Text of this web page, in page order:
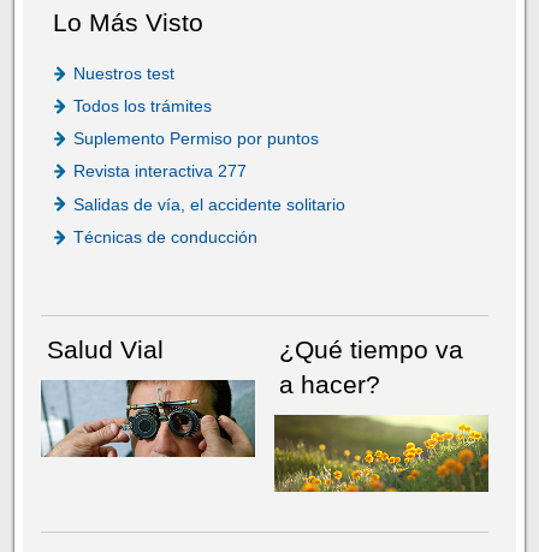
Lo Más Visto
Nuestros test
Todos los trámites
Suplemento Permiso por puntos
Revista interactiva 277
Salidas de vía, el accidente solitario
Técnicas de conducción
Salud Vial
¿Qué tiempo va
a hacer?